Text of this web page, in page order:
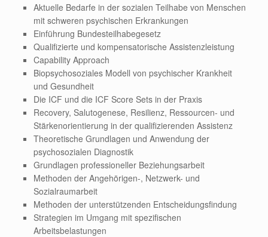
Aktuelle Bedarfe in der sozialen Teilhabe von Menschen
mit schweren psychischen Erkrankungen
Einführung Bundesteilhabegesetz
Qualifizierte und kompensatorische Assistenzleistung
Capability Approach
Biopsychosoziales Modell von psychischer Krankheit
und Gesundheit
Die ICF und die ICF Score Sets in der Praxis
Recovery, Salutogenese, Resilienz, Ressourcen- und
Stärkenorientierung in der qualifizierenden Assistenz
Theoretische Grundlagen und Anwendung der
psychosozialen Diagnostik
Grundlagen professioneller Beziehungsarbeit
Methoden der Angehörigen-, Netzwerk- und
Sozialraumarbeit
Methoden der unterstützenden Entscheidungsfindung
Strategien im Umgang mit spezifischen
Arbeitsbelastungen